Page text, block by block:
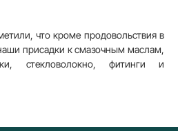
что кроме продовольствия в
присадки к смазочным маслам,
стекловолокно, фитинги и